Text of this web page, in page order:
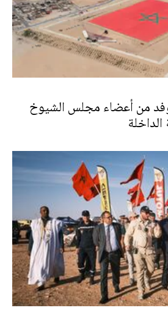
وفد من أعضاء مجلس الشيوخ